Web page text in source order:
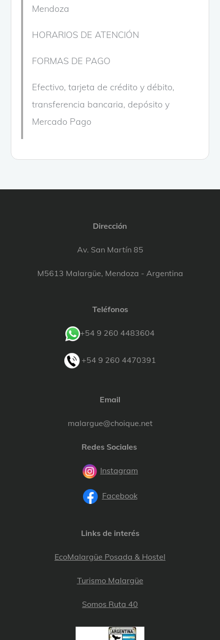
Mendoza
HORARIOS DE ATENCIÓN
FORMAS DE PAGO
Efectivo, tarjeta de crédito y débito,
transferencia bancaria, depósito y
Mercado Pago
Dirección
Av. San Martín 85
M5613 Malargüe, Mendoza - Argentina
Teléfonos
+54 9 260 4483604
+54 9 260 4470391
Email
malargue@choique.net
Redes Sociales
Instagram
Facebook
Links de interés
EcoMalargüe Posada & Hostel
Turismo Malargüe
Somos Ruta 40